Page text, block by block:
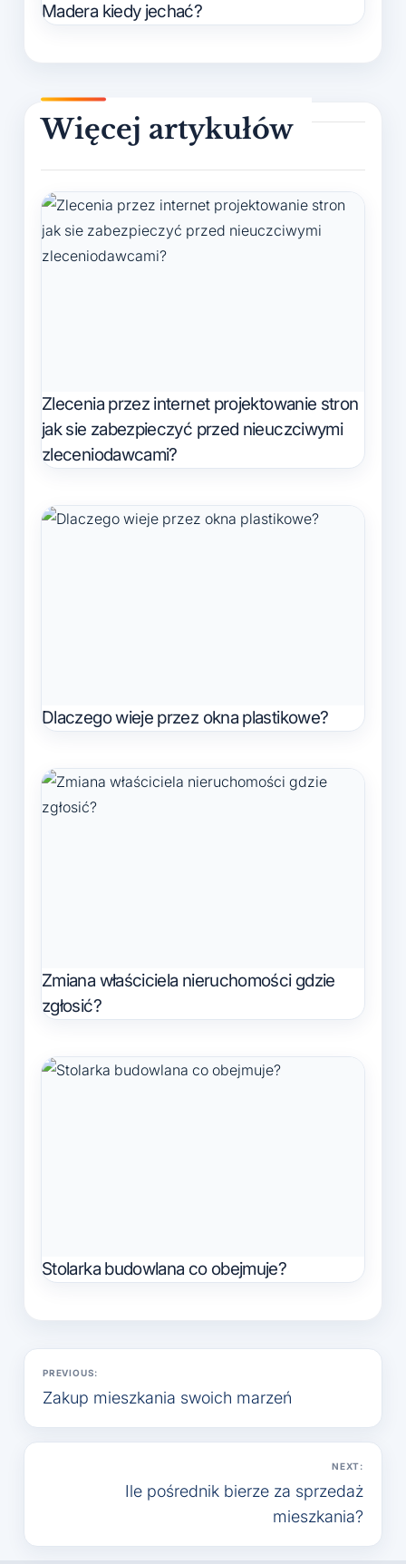
Madera kiedy jechać?
Zlecenia przez internet projektowanie stron
jak sie zabezpieczyć przed nieuczciwymi
zleceniodawcami?
Dlaczego wieje przez okna plastikowe?
Zmiana właściciela nieruchomości gdzie
zgłosić?
Stolarka budowlana co obejmuje?
Nawigacja
wpisu
PREVIOUS:
Zakup mieszkania swoich marzeń
NEXT:
Ile pośrednik bierze za sprzedaż
mieszkania?